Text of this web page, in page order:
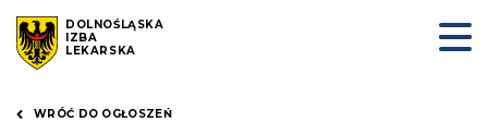
DOLNOŚLĄSKA
IZBA
LEKARSKA
WRÓĆ DO OGŁOSZEŃ